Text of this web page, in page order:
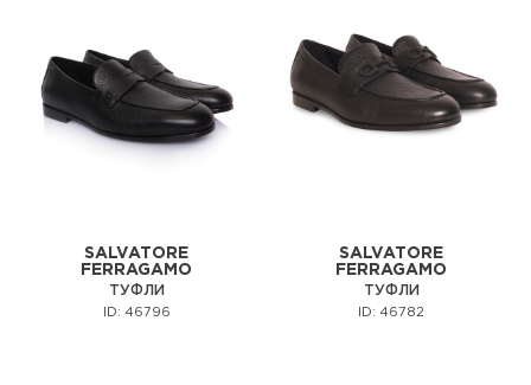
SALVATORE
FERRAGAMO
ТУФЛИ
ID: 46796
SALVATORE
FERRAGAMO
ТУФЛИ
ID: 46782